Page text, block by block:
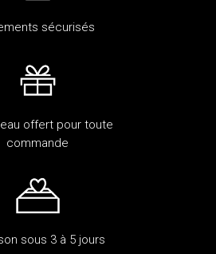
sécurisés
offert pour toute
commande
sous 3 à 5 jours